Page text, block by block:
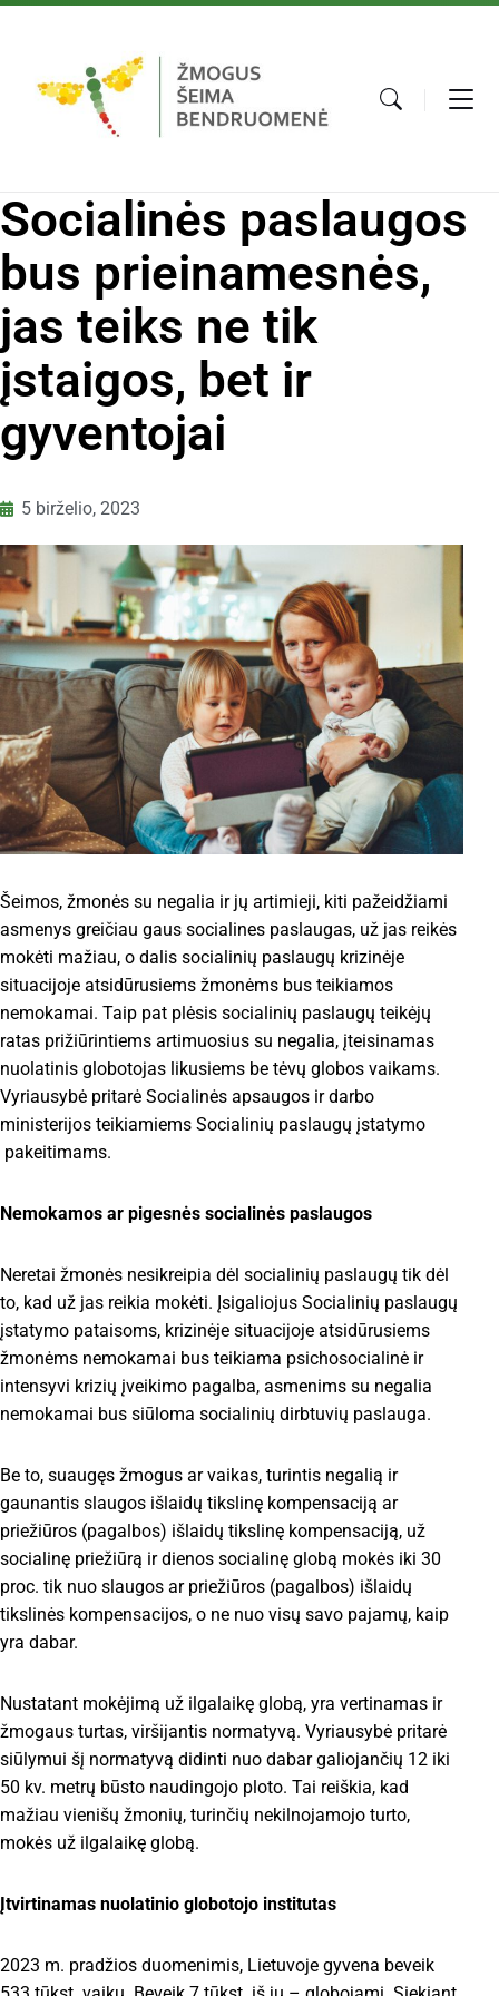
Socialinės paslaugos
bus prieinamesnės,
jas teiks ne tik
įstaigos, bet ir
gyventojai
5 birželio, 2023
Šeimos, žmonės su negalia ir jų artimieji, kiti pažeidžiami
asmenys greičiau gaus socialines paslaugas, už jas reikės
mokėti mažiau, o dalis socialinių paslaugų krizinėje
situacijoje atsidūrusiems žmonėms bus teikiamos
nemokamai. Taip pat plėsis socialinių paslaugų teikėjų
ratas prižiūrintiems artimuosius su negalia, įteisinamas
nuolatinis globotojas likusiems be tėvų globos vaikams.
Vyriausybė pritarė Socialinės apsaugos ir darbo
ministerijos teikiamiems Socialinių paslaugų įstatymo
pakeitimams.
Nemokamos ar pigesnės socialinės paslaugos
Neretai žmonės nesikreipia dėl socialinių paslaugų tik dėl
to, kad už jas reikia mokėti. Įsigaliojus Socialinių paslaugų
įstatymo pataisoms, krizinėje situacijoje atsidūrusiems
žmonėms nemokamai bus teikiama psichosocialinė ir
intensyvi krizių įveikimo pagalba, asmenims su negalia
nemokamai bus siūloma socialinių dirbtuvių paslauga.
Be to, suaugęs žmogus ar vaikas, turintis negalią ir
gaunantis slaugos išlaidų tikslinę kompensaciją ar
priežiūros (pagalbos) išlaidų tikslinę kompensaciją, už
socialinę priežiūrą ir dienos socialinę globą mokės iki 30
proc. tik nuo slaugos ar priežiūros (pagalbos) išlaidų
tikslinės kompensacijos, o ne nuo visų savo pajamų, kaip
yra dabar.
Nustatant mokėjimą už ilgalaikę globą, yra vertinamas ir
žmogaus turtas, viršijantis normatyvą. Vyriausybė pritarė
siūlymui šį normatyvą didinti nuo dabar galiojančių 12 iki
50 kv. metrų būsto naudingojo ploto. Tai reiškia, kad
mažiau vienišų žmonių, turinčių nekilnojamojo turto,
mokės už ilgalaikę globą.
Įtvirtinamas nuolatinio globotojo institutas
2023 m. pradžios duomenimis, Lietuvoje gyvena beveik